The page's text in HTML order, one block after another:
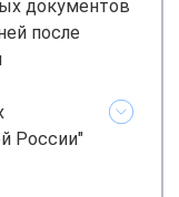
документов
после
России"